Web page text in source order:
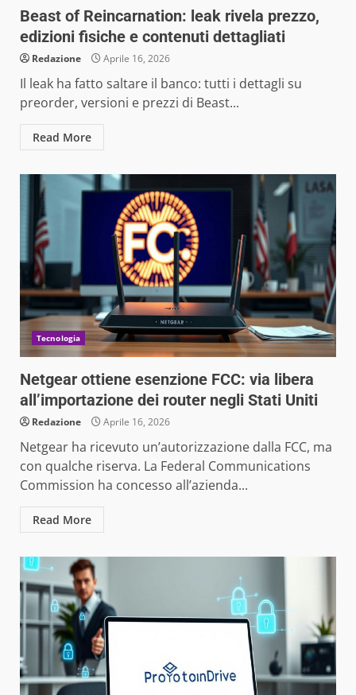
Beast of Reincarnation: leak rivela prezzo,
edizioni fisiche e contenuti dettagliati
Redazione Aprile 16, 2026
Il leak ha fatto saltare il banco: tutti i dettagli su
preorder, versioni e prezzi di Beast...
Read More
Tecnologia
Netgear ottiene esenzione FCC: via libera
all’importazione dei router negli Stati Uniti
Redazione Aprile 16, 2026
Netgear ha ricevuto un’autorizzazione dalla FCC, ma
con qualche riserva. La Federal Communications
Commission ha concesso all’azienda...
Read More